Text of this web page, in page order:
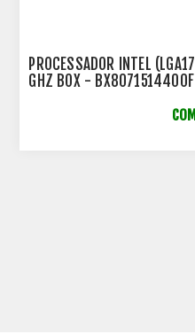
PROCESSADOR INTEL
GHZ BOX -